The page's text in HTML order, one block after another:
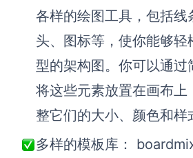
各样的绘图工具，包括线
头、图标等，使你能够轻
型的架构图。 你可以通过
将这些元素放置在画布上
整它们的大小、颜色和样
多样的模板库：
b